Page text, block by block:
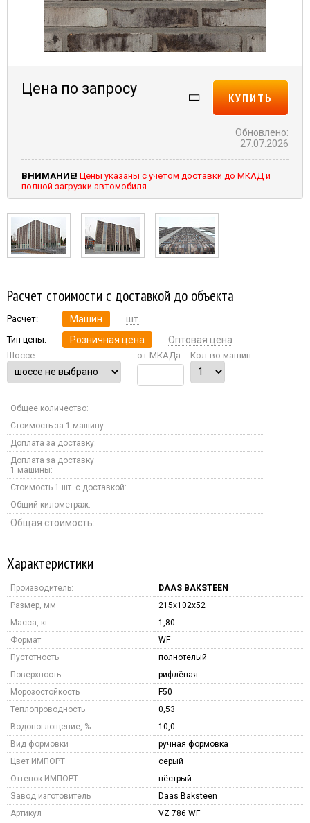
Цена по запросу
КУПИТЬ
Обновлено:
27.07.2026
ВНИМАНИЕ! Цены указаны с учетом доставки до МКАД и
полной загрузки автомобиля
Расчет стоимости с доставкой до объекта
Расчет: Машин шт.
Тип цены: Розничная цена Оптовая цена
Шоссе: от МКАДа: Кол-во машин:
Общее количество:
Стоимость за 1 машину:
Доплата за доставку:
Доплата за доставку
1 машины:
Стоимость 1 шт. с доставкой:
Общий километраж:
Общая стоимость:
Характеристики
Производитель:
DAAS BAKSTEEN
Размер, мм
215x102x52
Масса, кг
1,80
Формат
WF
Пустотность
полнотелый
Поверхность
рифлёная
Морозостойкость
F50
Теплопроводность
0,53
Водопоглощение, %
10,0
Вид формовки
ручная формовка
Цвет ИМПОРТ
серый
Оттенок ИМПОРТ
пёстрый
Завод изготовитель
Daas Baksteen
Артикул
VZ 786 WF